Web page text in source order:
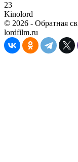
23
Kinolord
© 2026 - Обратная
lordfilm.ru